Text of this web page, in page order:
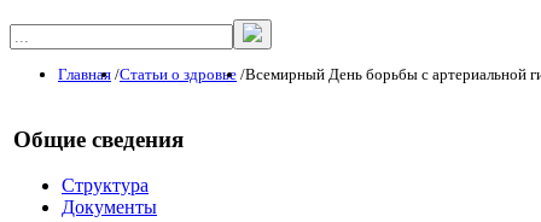
Главная /Статьи о здровье /Всемирный День борьбы с артериальной
Общие сведения
Структура
Документы